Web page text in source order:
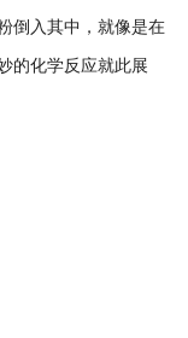
倒入其中，就像是在
的化学反应就此展